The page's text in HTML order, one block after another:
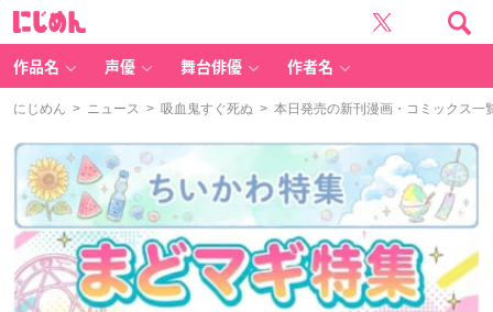
作品名 声優 舞台俳優 作者名
にじめん > ニュース > 吸血鬼すぐ死ぬ > 本日発売の新刊漫画・コミックス一